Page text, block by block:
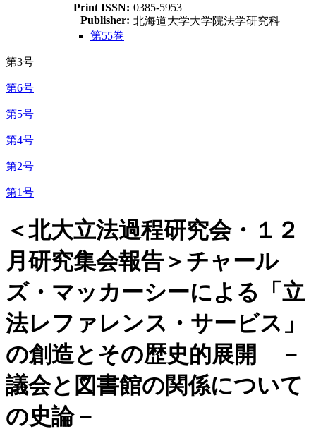
Print ISSN: 0385-5953
Publisher: 北海道大学大学院法学研究科
第55巻
第3号
第6号
第5号
第4号
第2号
第1号
＜北大立法過程研究会・１２
月研究集会報告＞チャール
ズ・マッカーシーによる「立
法レファレンス・サービス」
の創造とその歴史的展開 －
議会と図書館の関係について
の史論－